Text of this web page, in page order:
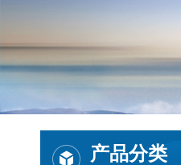
产品分类